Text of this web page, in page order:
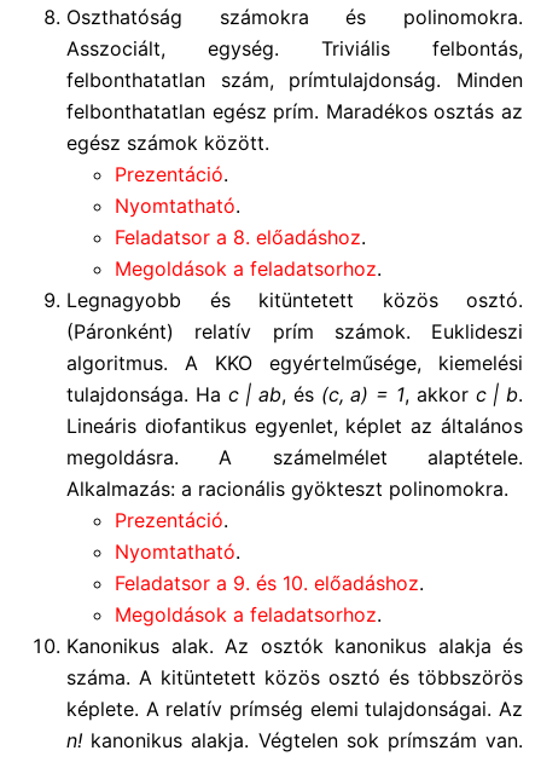
Oszthatóság számokra és polinomokra.
Asszociált, egység. Triviális felbontás,
felbonthatatlan szám, prímtulajdonság. Minden
felbonthatatlan egész prím. Maradékos osztás az
egész számok között.
Prezentáció.
Nyomtatható.
Feladatsor a 8. előadáshoz.
Megoldások a feladatsorhoz.
Legnagyobb és kitüntetett közös osztó.
(Páronként) relatív prím számok. Euklideszi
algoritmus. A KKO egyértelműsége, kiemelési
tulajdonsága. Ha c | ab, és (c, a) = 1, akkor c | b.
Lineáris diofantikus egyenlet, képlet az általános
megoldásra. A számelmélet alaptétele.
Alkalmazás: a racionális gyökteszt polinomokra.
Prezentáció.
Nyomtatható.
Feladatsor a 9. és 10. előadáshoz.
Megoldások a feladatsorhoz.
Kanonikus alak. Az osztók kanonikus alakja és
száma. A kitüntetett közös osztó és többszörös
képlete. A relatív prímség elemi tulajdonságai. Az
n! kanonikus alakja. Végtelen sok prímszám van.